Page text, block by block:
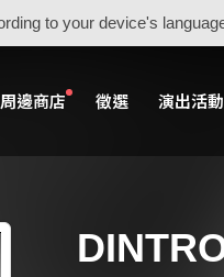
to your device's
周邊商店 徵選 演出活動